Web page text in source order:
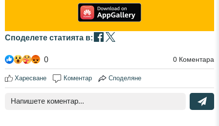
Споделете статията в:
0 0 Коментара
Харесване Коментар Споделяне